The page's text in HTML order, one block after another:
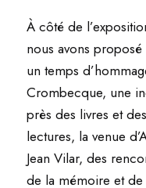
À côté de
nous avons proposé
un temps
Crombecque, une
près des livres et
lectures, la venue
Jean Vilar, des
de la mémoire et de